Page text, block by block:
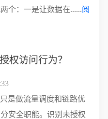
个：一是让数据在......阅
权访问行为？
是做流量调度和链路优
安全职能。识别未授权